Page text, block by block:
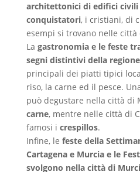
architettonici di edifici
conquistatori, i cristiani, di
esempi si trovano nelle
La gastronomia e le feste
segni distintivi della regione
principali dei piatti tipici
riso, la carne ed il pesce.
può degustare nella città di
carne, mentre nelle città di
famosi i crespillos.
Infine, le feste della
Cartagena e Murcia e le
svolgono nella città di